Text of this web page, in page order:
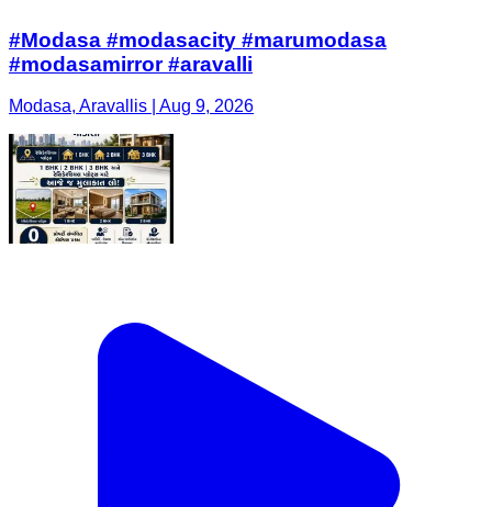
#Modasa #modasacity #marumodasa
#modasamirror #aravalli
Modasa, Aravallis | Aug 9, 2026